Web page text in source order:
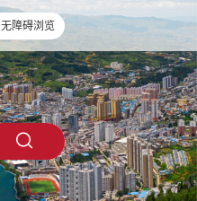
无障碍浏览